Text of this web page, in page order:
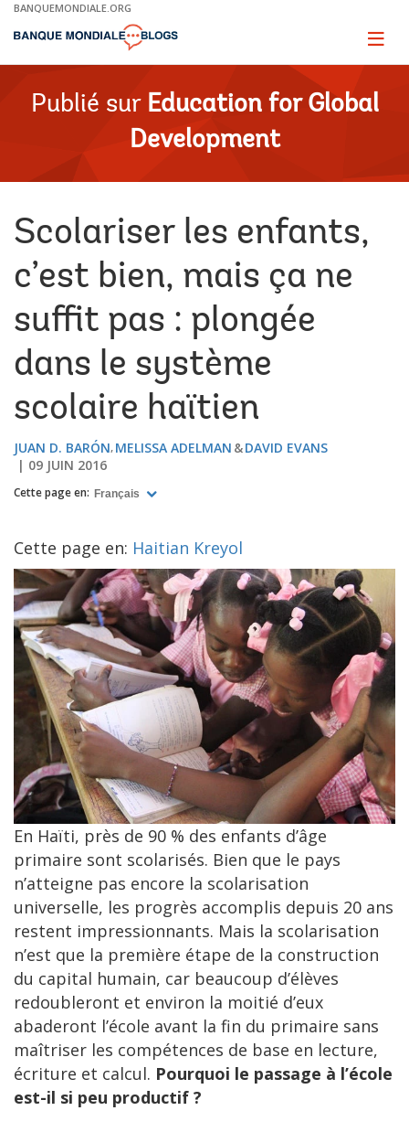
Skip
Main
BANQUEMONDIALE.ORG
Page
Publié sur Education for Global
Development
Scolariser les enfants,
c’est bien, mais ça ne
suffit pas : plongée
dans le système
scolaire haïtien
JUAN D. BARÓN MELISSA ADELMAN
DAVID EVANS
09 JUIN 2016
Cette page en: Français
Cette page en: Haitian Kreyol
En Haïti, près de 90 % des enfants d’âge
primaire sont scolarisés. Bien que le pays
n’atteigne pas encore la scolarisation
universelle, les progrès accomplis depuis 20 ans
restent impressionnants. Mais la scolarisation
n’est que la première étape de la construction
du capital humain, car beaucoup d’élèves
redoubleront et environ la moitié d’eux
abaderont l’école avant la fin du primaire sans
maîtriser les compétences de base en lecture,
écriture et calcul. Pourquoi le passage à l’école
est-il si peu productif ?